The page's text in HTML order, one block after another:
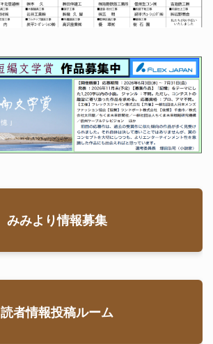
みみより情報募集
読者情報投稿ルーム